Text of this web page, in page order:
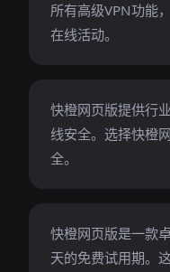
所有高级VPN功能
在线活动。
快橙网页版提供行
线安全。选择快橙
全。
快橙网页版是一款
天的免费试用期。